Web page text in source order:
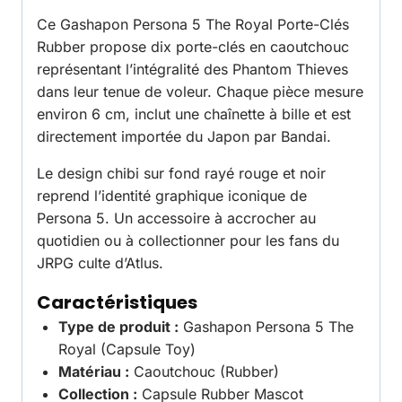
Ce Gashapon Persona 5 The Royal Porte-Clés
Rubber propose dix porte-clés en caoutchouc
représentant l’intégralité des Phantom Thieves
dans leur tenue de voleur. Chaque pièce mesure
environ 6 cm, inclut une chaînette à bille et est
directement importée du Japon par Bandai.
Le design chibi sur fond rayé rouge et noir
reprend l’identité graphique iconique de
Persona 5. Un accessoire à accrocher au
quotidien ou à collectionner pour les fans du
JRPG culte d’Atlus.
Caractéristiques
Type de produit : Gashapon Persona 5 The
Royal (Capsule Toy)
Matériau : Caoutchouc (Rubber)
Collection : Capsule Rubber Mascot